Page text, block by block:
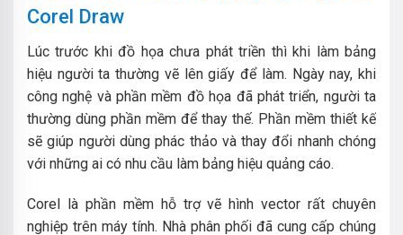
Corel Draw
Lúc trước khi đồ họa chưa phát triền thì khi làm bảng
hiệu người ta thường vẽ lên giấy để làm. Ngày nay, khi
công nghệ và phần mềm đồ họa đã phát triển, người ta
thường dùng phần mềm để thay thế. Phần mềm thiết kế
sẽ giúp người dùng phác thảo và thay đổi nhanh chóng
với những ai có nhu cầu làm bảng hiệu quảng cáo.
Corel là phần mềm hỗ trợ vẽ hình vector rất chuyên
nghiệp trên máy tính. Nhà phân phối đã cung cấp chúng